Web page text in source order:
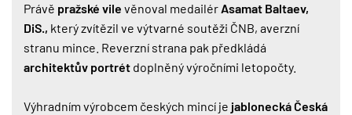
Právě pražské vile věnoval medailér Asamat Baltaev,
DiS., který zvítězil ve výtvarné soutěži ČNB, averzní
stranu mince. Reverzní strana pak předkládá
architektův portrét doplněný výročními letopočty.
Výhradním výrobcem českých mincí je jablonecká Česká